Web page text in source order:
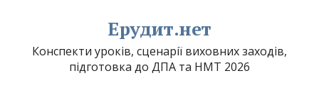
Ерудит.нет
Конспекти уроків, сценарії виховних заходів,
підготовка до ДПА та НМТ 2026